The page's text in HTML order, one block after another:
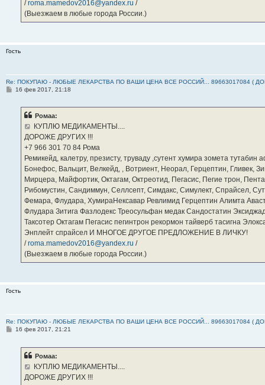
/roma.mamedov2016@yandex.ru /
(Выезжаем в любые города России.)
Гость
Re: ПОКУПАЮ - ЛЮБЫЕ ЛЕКАРСТВА ПО ВАШИ ЦЕНА ВСЕ РОССИЙ... 89663017084 (
С16 фев 2017, 21:18
Ромаа:
КУПЛЮ МЕДИКАМЕНТЫ....
ДОРОЖЕ ДРУГИХ !!!
‪+7 966 301 70 84‬ Рома
Ремикейд, калетру, презисту, труваду ,сутент хумира зомета
Бонефос, Вальцит, Велкейд, , Вотриент, Неорал, Герцептин, Гливек,
Мирцера, Майфортик, Октагам, Октреотид, Пегасис, Пегие трон,
Рибомустин, Сандиммун, Селлсепт, Симдакс, Симулект, Спрайсел,
Фемара, Флудара, ХумираНексавар Ревлимид Герцептин Алимта
Флудара Зитига Фазлодекс Треосульфан медак Сандостатин
Таксотер Октагам Пегасис пегинтрон рекормон тайверб тасигна
Энплейт спрайсел И МНОГОЕ ДРУГОЕ ПРЕДЛОЖЕНИЕ В ЛИЧКУ!
/roma.mamedov2016@yandex.ru /
(Выезжаем в любые города России.)
Гость
Re: ПОКУПАЮ - ЛЮБЫЕ ЛЕКАРСТВА ПО ВАШИ ЦЕНА ВСЕ РОССИЙ... 89663017084 (
С16 фев 2017, 21:21
Ромаа:
КУПЛЮ МЕДИКАМЕНТЫ....
ДОРОЖЕ ДРУГИХ !!!